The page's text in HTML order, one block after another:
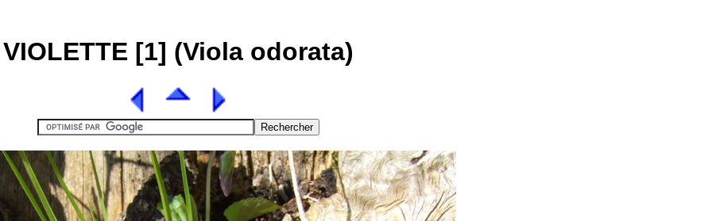
VIOLETTE [1] (Viola odorata)